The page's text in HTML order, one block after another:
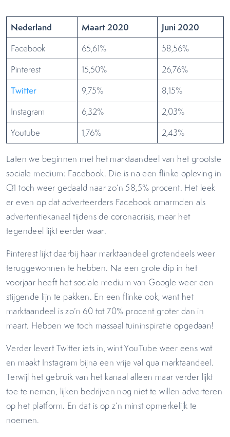
Nederland Maart 2020 Juni 2020
Facebook 65,61%
58,56%
Pinterest
15,50%
26,76%
Twitter
9,75%
8,15%
Instagram
6,32%
2,03%
Youtube
1,76% 2,43%
Laten we beginnen met het marktaandeel van het grootste
sociale medium: Facebook. Die is na een flinke opleving in
Q1 toch weer gedaald naar zo’n 58,5% procent. Het leek
er even op dat adverteerders Facebook omarmden als
advertentiekanaal tijdens de coronacrisis, maar het
tegendeel lijkt eerder waar.
Pinterest lijkt daarbij haar marktaandeel grotendeels weer
teruggewonnen te hebben. Na een grote dip in het
voorjaar heeft het sociale medium van Google weer een
stijgende lijn te pakken. En een flinke ook, want het
marktaandeel is zo’n 60 tot 70% procent groter dan in
maart. Hebben we toch massaal tuininspiratie opgedaan!
Verder levert Twitter iets in, wint YouTube weer eens wat
en maakt Instagram bijna een vrije val qua marktaandeel.
Terwijl het gebruik van het kanaal alleen maar verder lijkt
toe te nemen, lijken bedrijven nog niet te willen adverteren
op het platform. En dat is op z’n minst opmerkelijk te
noemen.